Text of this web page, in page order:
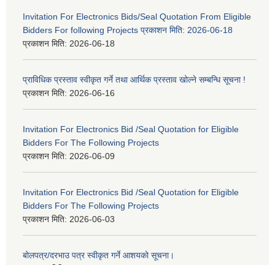
Invitation For Electronics Bids/Seal Quotation From Eligible
Bidders For following Projects प्रकाशन मिति: 2026-06-18
प्रकाशन मिति: 2026-06-18
प्राविधिक प्रस्ताव स्वीकृत गर्ने तथा आर्थिक प्रस्ताव खोल्ने सम्बन्धि सूचना !
प्रकाशन मिति: 2026-06-16
Invitation For Electronics Bid /Seal Quotation for Eligible
Bidders For The Following Projects
प्रकाशन मिति: 2026-06-09
Invitation For Electronics Bid /Seal Quotation for Eligible
Bidders For The Following Projects
प्रकाशन मिति: 2026-06-03
बोलपत्र/दरभाउ पत्र स्वीकृत गर्ने आशयको सूचना।